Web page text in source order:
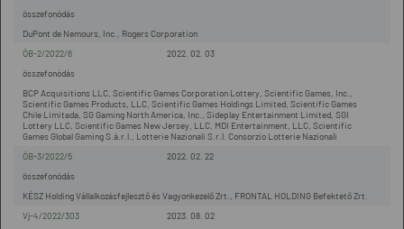
DuPont de Nemours, Inc., Rogers Corporation
összefonódás
2022. 02. 03
ÖB-2/2022/6
BCP Acquisitions LLC, Scientific Games Corporation Lottery, Scientific Games, Inc.,
Scientific Games Products, LLC, Scientific Games Holdings Limited, Scientific Games
Chile Limitada, SG Gaming North America, Inc., Sideplay Entertainment Limited, SGI
Lottery LLC, Scientific Games New Jersey, LLC, MDI Entertainment, LLC, Scientific
Games Global Gaming S.à.r.l., Lotterie Nazionali S.r.l. Consorzio Lotterie Nazionali
összefonódás
2022. 02. 22
ÖB-3/2022/5
KÉSZ Holding Vállalkozásfejlesztő és Vagyonkezelő Zrt., FRONTAL HOLDING Befektető Zrt.
összefonódás
2023. 08. 02
Vj-4/2022/303